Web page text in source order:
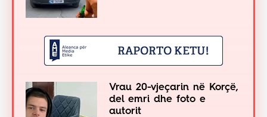
Vrau 20-vjeçarin në Korçë,
del emri dhe foto e
autorit